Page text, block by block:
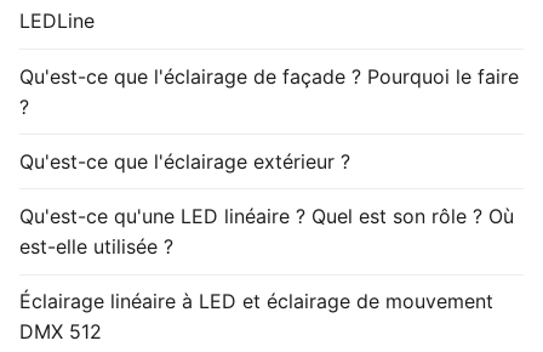
LEDLine
Qu'est-ce que l'éclairage de façade ? Pourquoi le faire
?
Qu'est-ce que l'éclairage extérieur ?
Qu'est-ce qu'une LED linéaire ? Quel est son rôle ? Où
est-elle utilisée ?
Éclairage linéaire à LED et éclairage de mouvement
DMX 512